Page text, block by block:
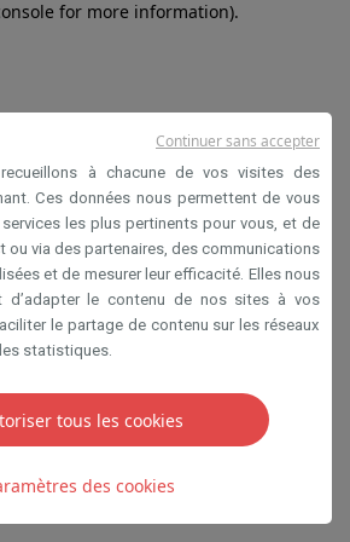
for more information).
à chacune de vos visites des
Ces données nous permettent de vous
les plus pertinents pour vous, et de
ou via des partenaires, des communications
et de mesurer leur efficacité. Elles nous
d’adapter le contenu de nos sites à vos
le partage de contenu sur les réseaux
statistiques.
tous les cookies
des cookies
Continuer sans accepter